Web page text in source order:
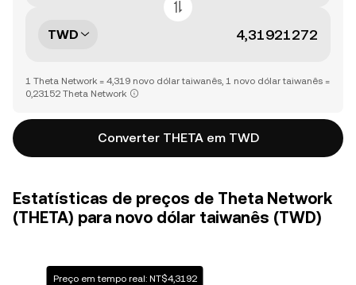
TWD
1 Theta Network = 4,319 novo dólar taiwanês, 1 novo dólar taiwanês =
0,23152 Theta Network
Converter THETA em TWD
Estatísticas de preços de Theta Network
(THETA) para novo dólar taiwanês (TWD)
Preço em tempo real: NT$4,3192